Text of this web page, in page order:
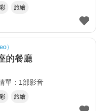
旅繪
）
的餐廳
單：1部影音
旅繪